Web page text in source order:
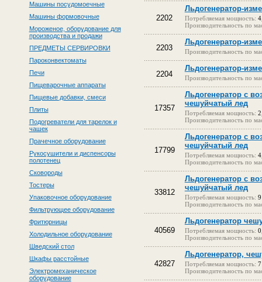
Машины посудомоечные
Машины формовочные
Мороженое, оборудование для
производства и продажи
ПРЕДМЕТЫ СЕРВИРОВКИ
Пароконвектоматы
Печи
Пищеварочные аппараты
Пищевые добавки, смеси
Плиты
Подогреватели для тарелок и
чашек
Прачечное оборудование
Рукосушители и диспенсоры
полотенец
Сковороды
Тостеры
Упаковочное оборудование
Фильтрующее оборудование
Фритюрницы
Холодильное оборудование
Шведский стол
Шкафы расстойные
Электромеханическое
оборудование
2202
Льдогенератор-
Потребляемая мощность:
Производительность по
2203
Льдогенератор-
Производительность по
2204
Льдогенератор-
Производительность по
17357
Льдогенератор с
чешуйчатый лед
Потребляемая мощность:
Производительность по
17799
Льдогенератор с
чешуйчатый лед
Потребляемая мощность:
Производительность по
33812
Льдогенератор с
чешуйчатый лед
Потребляемая мощность:
Производительность по
40569
Льдогенератор
Потребляемая мощность:
Производительность по
42827
Льдогенератор,
Потребляемая мощность:
Производительность по